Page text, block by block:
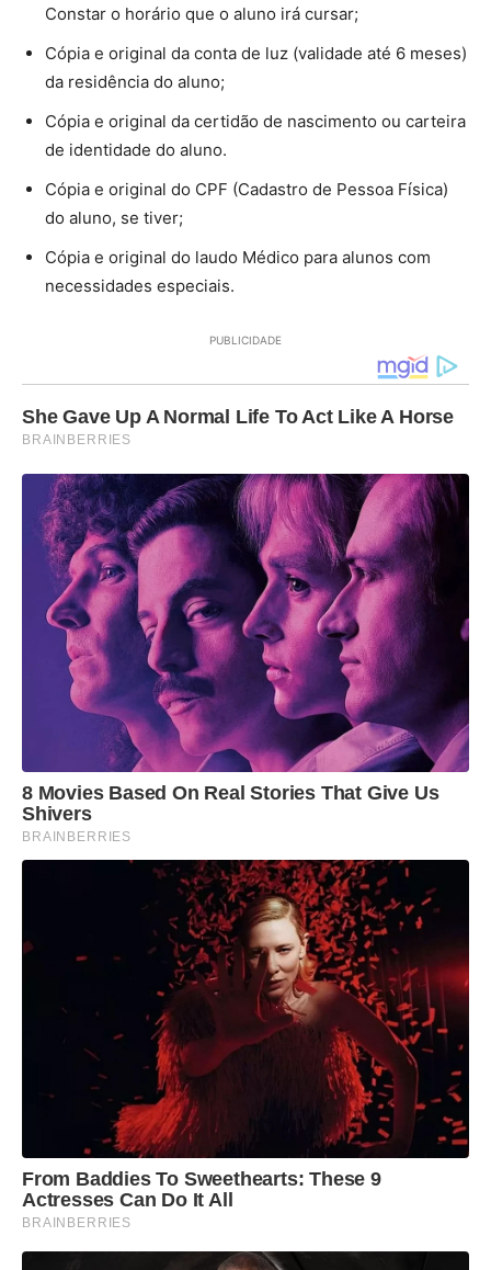
Constar o horário que o aluno irá cursar;
Cópia e original da conta de luz (validade até 6 meses)
da residência do aluno;
Cópia e original da certidão de nascimento ou carteira
de identidade do aluno.
Cópia e original do CPF (Cadastro de Pessoa Física)
do aluno, se tiver;
Cópia e original do laudo Médico para alunos com
necessidades especiais.
PUBLICIDADE